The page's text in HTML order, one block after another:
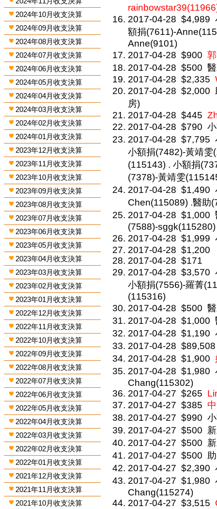
2024年10月收支決算
2024年09月收支決算
2024年08月收支決算
2024年07月收支決算
2024年06月收支決算
2024年05月收支決算
2024年04月收支決算
2024年03月收支決算
2024年02月收支決算
2024年01月收支決算
2023年12月收支決算
2023年11月收支決算
2023年10月收支決算
2023年09月收支決算
2023年08月收支決算
2023年07月收支決算
2023年06月收支決算
2023年05月收支決算
2023年04月收支決算
2023年03月收支決算
2023年02月收支決算
2023年01月收支決算
2022年12月收支決算
2022年11月收支決算
2022年10月收支決算
2022年09月收支決算
2022年08月收支決算
2022年07月收支決算
2022年06月收支決算
2022年05月收支決算
2022年04月收支決算
2022年03月收支決算
2022年02月收支決算
2022年01月收支決算
2021年12月收支決算
2021年11月收支決算
2021年10月收支決算
2017-04-28 $4,989
額捐(7611)-
Anne(9101)
2017-04-28 $900
2017-04-28 $500
2017-04-28 $2,335
2017-04-28 $2,000
房)
2017-04-28 $445
2017-04-28 $790
2017-04-28 $7,795
小額捐(7482)-黃靖
(115143) . 小額捐
(7378)-黃靖雯
2017-04-28 $1,490
Chen(115089) .醫助
2017-04-28 $1,000
(7588)-sggk(115280)
2017-04-28 $1,999
2017-04-28 $1,200
2017-04-28 $171
2017-04-28 $3,570
小額捐(7556)-羅菁
(115316)
2017-04-28 $500
2017-04-28 $1,000
2017-04-28 $1,190
2017-04-28 $89,508
2017-04-28 $1,900
2017-04-28 $1,980
Chang(115302)
2017-04-27 $265
2017-04-27 $385
2017-04-27 $990
2017-04-27 $500
2017-04-27 $500
2017-04-27 $500
2017-04-27 $2,390
2017-04-27 $1,980
Chang(115274)
2017-04-27 $3,515